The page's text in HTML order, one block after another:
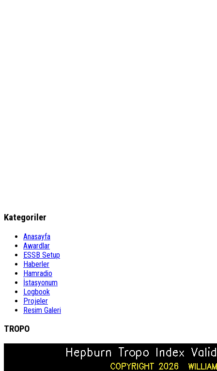
Kategoriler
Anasayfa
Awardlar
ESSB Setup
Haberler
Hamradio
İstasyonum
Logbook
Projeler
Resim Galeri
TROPO